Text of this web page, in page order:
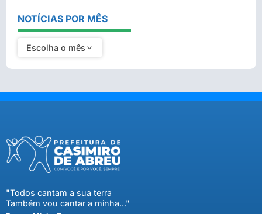
NOTÍCIAS POR MÊS
Escolha o mês
"Todos cantam a sua terra
Também vou cantar a minha..."